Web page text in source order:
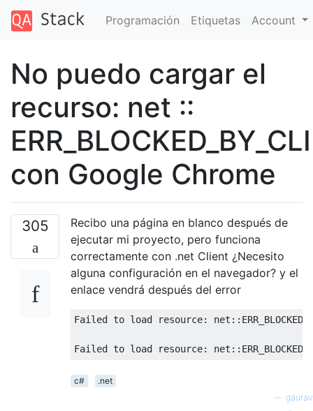
Programación Etiquetas Account
No puedo cargar el
recurso: net ::
con Google Chrome
305
Recibo una página en blanco después de
ejecutar mi proyecto, pero funciona
correctamente con .net Client ¿Necesito
alguna configuración en el navegador? y el
enlace vendrá después del error
Failed to load resource: net ::
Failed to load resource: net ::
c#
.net
gaurav